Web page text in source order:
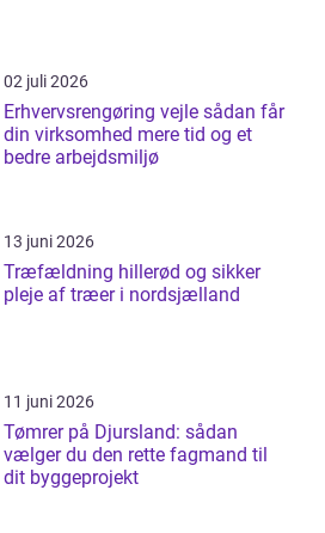
02 juli 2026
Erhvervsrengøring vejle sådan får
din virksomhed mere tid og et
bedre arbejdsmiljø
13 juni 2026
Træfældning hillerød og sikker
pleje af træer i nordsjælland
11 juni 2026
Tømrer på Djursland: sådan
vælger du den rette fagmand til
dit byggeprojekt